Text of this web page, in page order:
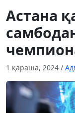
Астана
1 қараша, 2024 /